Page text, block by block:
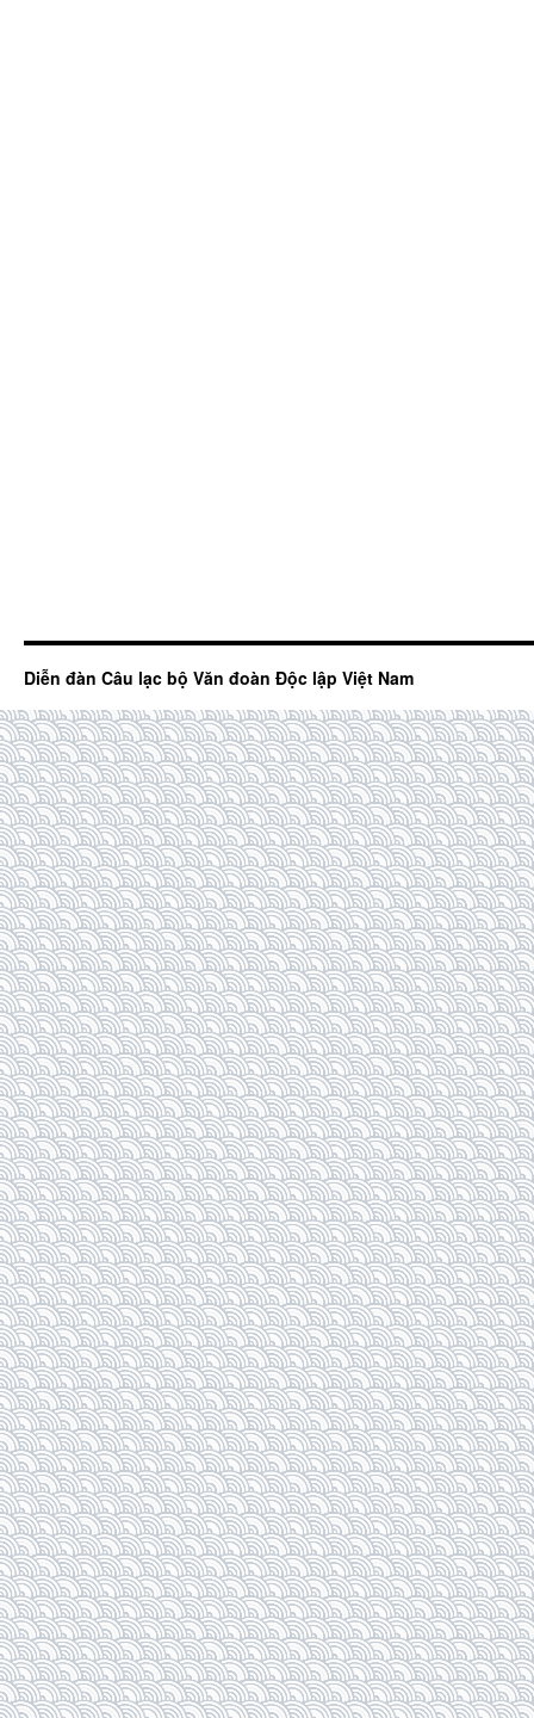
Diễn đàn Câu lạc bộ Văn đoàn Độc lập Việt Nam